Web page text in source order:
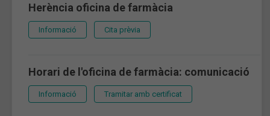
Herència oficina de farmàcia
Informació Cita prèvia
Horari de l'oficina de farmàcia: comunicació
Informació Tramitar amb certificat